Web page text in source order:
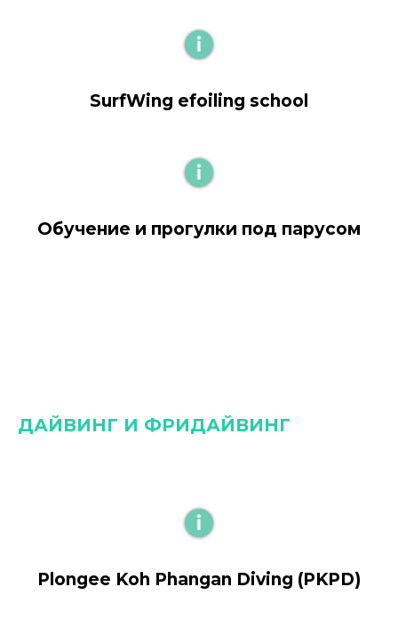
SurfWing efoiling school
Обучение и прогулки под парусом
ДАЙВИНГ И ФРИДАЙВИНГ
Plongee Koh Phangan Diving (PKPD)